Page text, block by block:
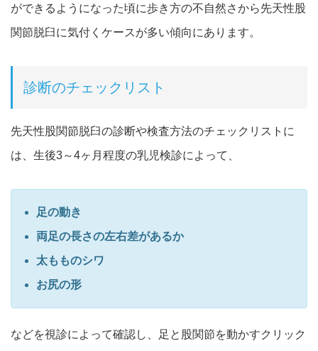
ができるようになった頃に歩き方の不自然さから先天性股
関節脱臼に気付くケースが多い傾向にあります。
診断のチェックリスト
先天性股関節脱臼の診断や検査方法のチェックリストに
は、生後3～4ヶ月程度の乳児検診によって、
足の動き
両足の長さの左右差があるか
太もものシワ
お尻の形
などを視診によって確認し、足と股関節を動かすクリック